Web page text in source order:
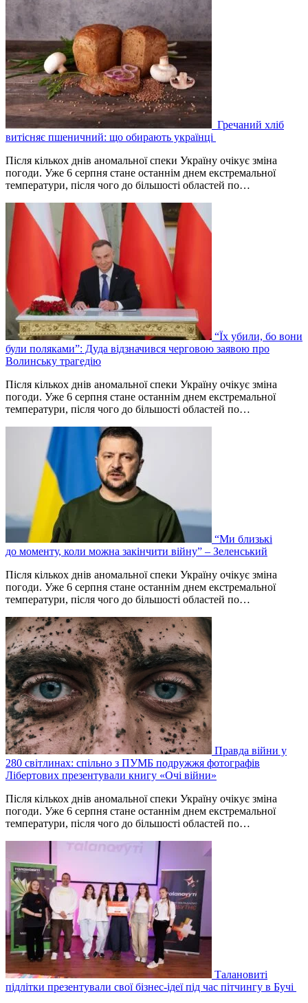
Гречаний хліб
витісняє пшеничний: що обирають українці
Після кількох днів аномальної спеки Україну очікує зміна
погоди. Уже 6 серпня стане останнім днем екстремальної
температури, після чого до більшості областей по…
“Їх убили, бо вони
були поляками”: Дуда відзначився черговою заявою про
Волинську трагедію
Після кількох днів аномальної спеки Україну очікує зміна
погоди. Уже 6 серпня стане останнім днем екстремальної
температури, після чого до більшості областей по…
“Ми близькі
до моменту, коли можна закінчити війну” – Зеленський
Після кількох днів аномальної спеки Україну очікує зміна
погоди. Уже 6 серпня стане останнім днем екстремальної
температури, після чого до більшості областей по…
Правда війни у
280 світлинах: спільно з ПУМБ подружжя фотографів
Лібертових презентували книгу «Очі війни»
Після кількох днів аномальної спеки Україну очікує зміна
погоди. Уже 6 серпня стане останнім днем екстремальної
температури, після чого до більшості областей по…
Талановиті
підлітки презентували свої бізнес-ідеї під час пітчингу в Бучі